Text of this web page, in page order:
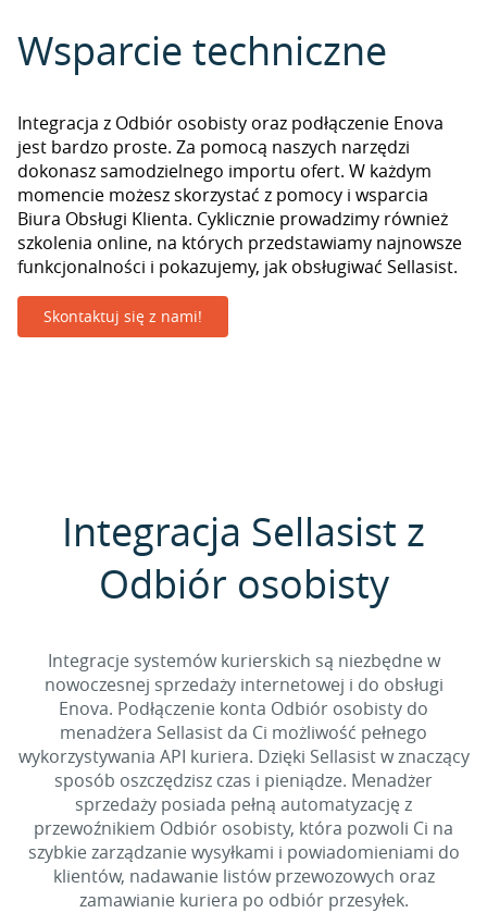
Wsparcie techniczne
Integracja z Odbiór osobisty oraz podłączenie Enova
jest bardzo proste. Za pomocą naszych narzędzi
dokonasz samodzielnego importu ofert. W każdym
momencie możesz skorzystać z pomocy i wsparcia
Biura Obsługi Klienta. Cyklicznie prowadzimy również
szkolenia online, na których przedstawiamy najnowsze
funkcjonalności i pokazujemy, jak obsługiwać Sellasist.
Skontaktuj się z nami!
Integracja Sellasist z
Odbiór osobisty
Integracje systemów kurierskich są niezbędne w
nowoczesnej sprzedaży internetowej i do obsługi
Enova. Podłączenie konta Odbiór osobisty do
menadżera Sellasist da Ci możliwość pełnego
wykorzystywania API kuriera. Dzięki Sellasist w znaczący
sposób oszczędzisz czas i pieniądze. Menadżer
sprzedaży posiada pełną automatyzację z
przewoźnikiem Odbiór osobisty, która pozwoli Ci na
szybkie zarządzanie wysyłkami i powiadomieniami do
klientów, nadawanie listów przewozowych oraz
zamawianie kuriera po odbiór przesyłek.